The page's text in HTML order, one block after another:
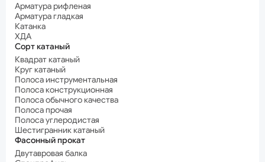
Арматура рифленая
Арматура гладкая
Катанка
ХДА
Сорт катаный
Квадрат катаный
Круг катаный
Полоса инструментальная
Полоса конструкционная
Полоса обычного качества
Полоса прочая
Полоса углеродистая
Шестигранник катаный
Фасонный прокат
Двутавровая балка